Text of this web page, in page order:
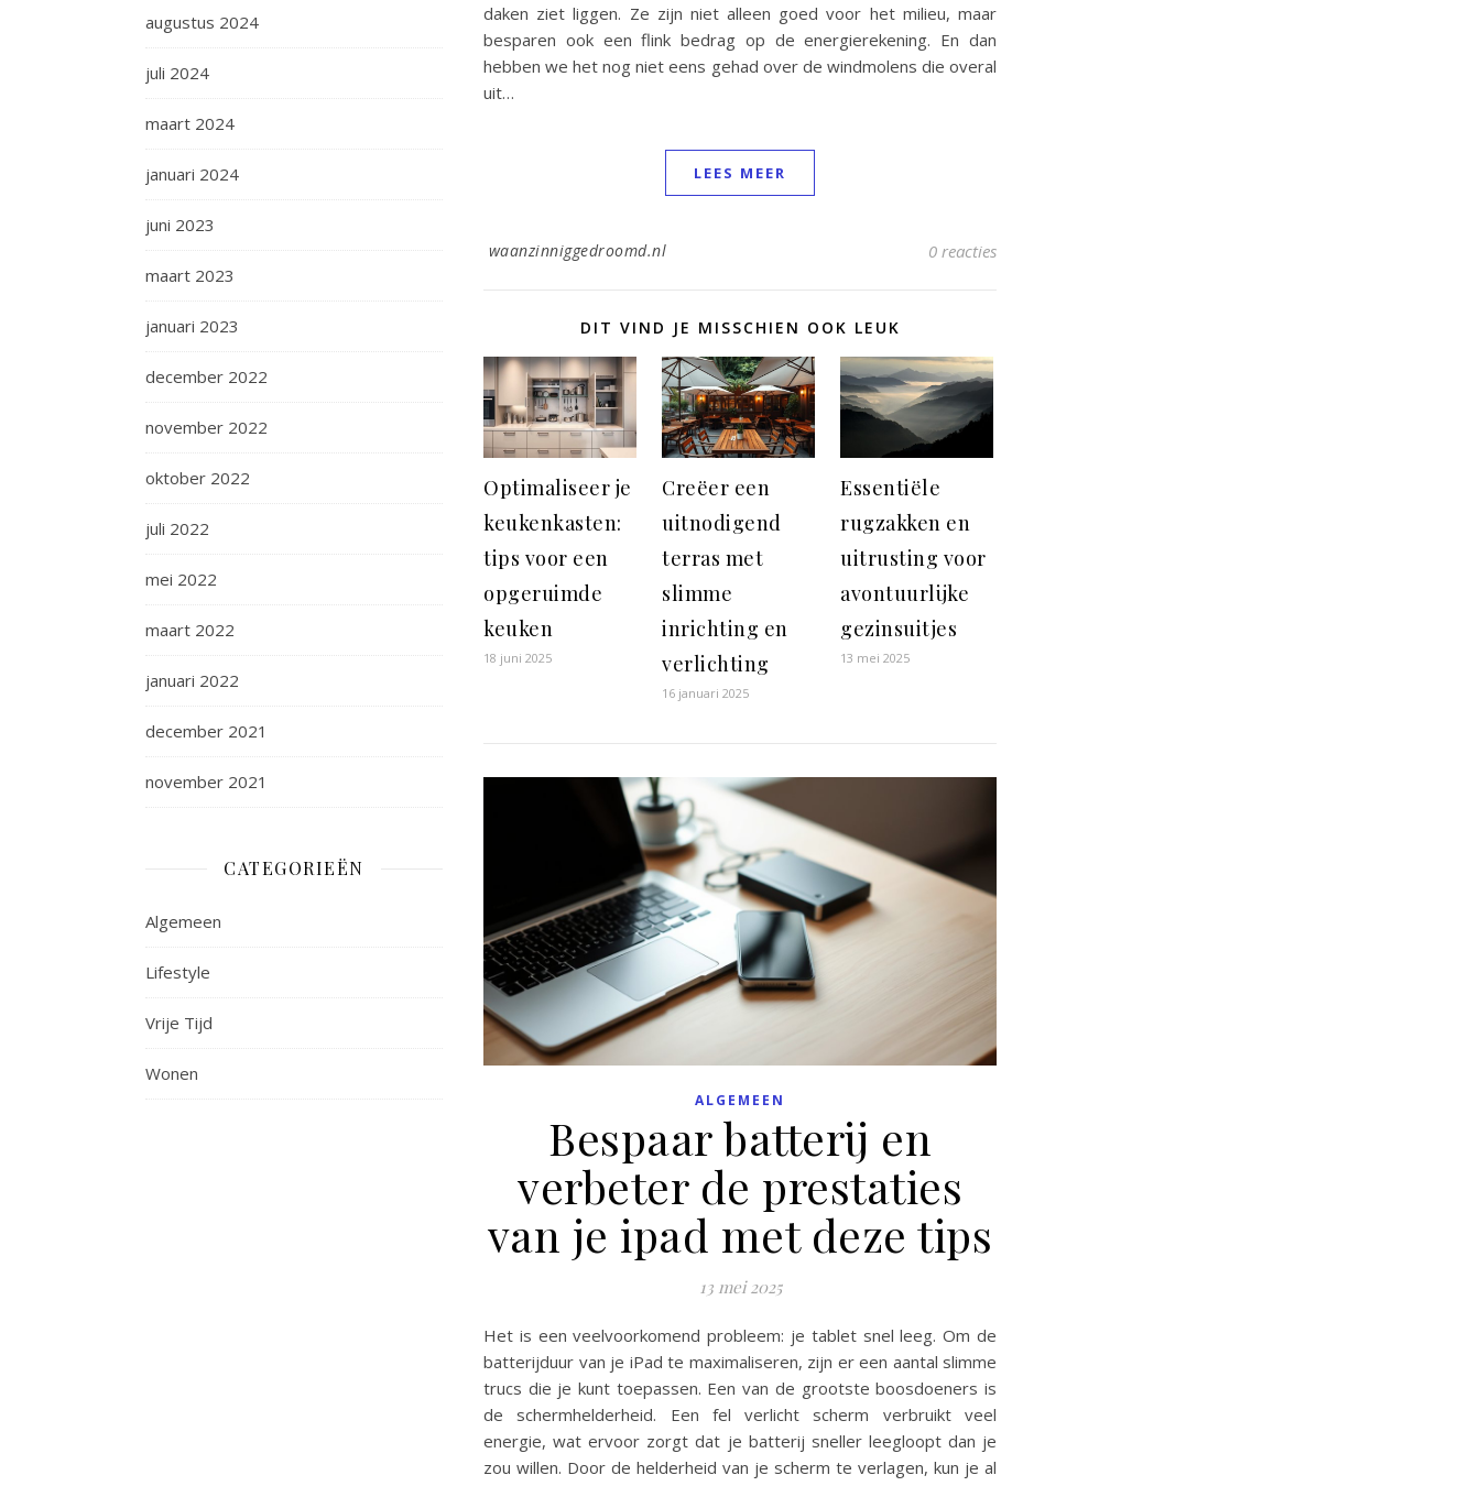
augustus 2024
juli 2024
maart 2024
januari 2024
juni 2023
maart 2023
januari 2023
december 2022
november 2022
oktober 2022
juli 2022
mei 2022
maart 2022
januari 2022
december 2021
november 2021
CATEGORIEËN
Algemeen
Lifestyle
Vrije Tijd
Wonen
daken ziet liggen. Ze zijn niet alleen goed voor het milieu, maar
besparen ook een flink bedrag op de energierekening. En dan
hebben we het nog niet eens gehad over de windmolens die overal
uit…
LEES MEER
waanzinniggedroomd.nl 0 reacties
DIT VIND JE MISSCHIEN OOK LEUK
Optimaliseer je
keukenkasten:
tips voor een
opgeruimde
keuken
18 juni 2025
Creëer een
uitnodigend
terras met
slimme
inrichting en
verlichting
16 januari 2025
Essentiële
rugzakken en
uitrusting voor
avontuurlijke
gezinsuitjes
13 mei 2025
ALGEMEEN
Bespaar batterij en
verbeter de prestaties
van je ipad met deze tips
13 mei 2025
Het is een veelvoorkomend probleem: je tablet snel leeg. Om de
batterijduur van je iPad te maximaliseren, zijn er een aantal slimme
trucs die je kunt toepassen. Een van de grootste boosdoeners is
de schermhelderheid. Een fel verlicht scherm verbruikt veel
energie, wat ervoor zorgt dat je batterij sneller leegloopt dan je
zou willen. Door de helderheid van je scherm te verlagen, kun je al